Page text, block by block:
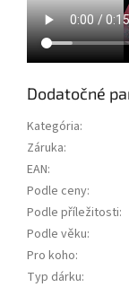
Dodatočné
Kategória:
Záruka:
EAN:
Podle ceny:
Podle příležitosti:
Podle věku:
Pro koho:
Typ dárku: